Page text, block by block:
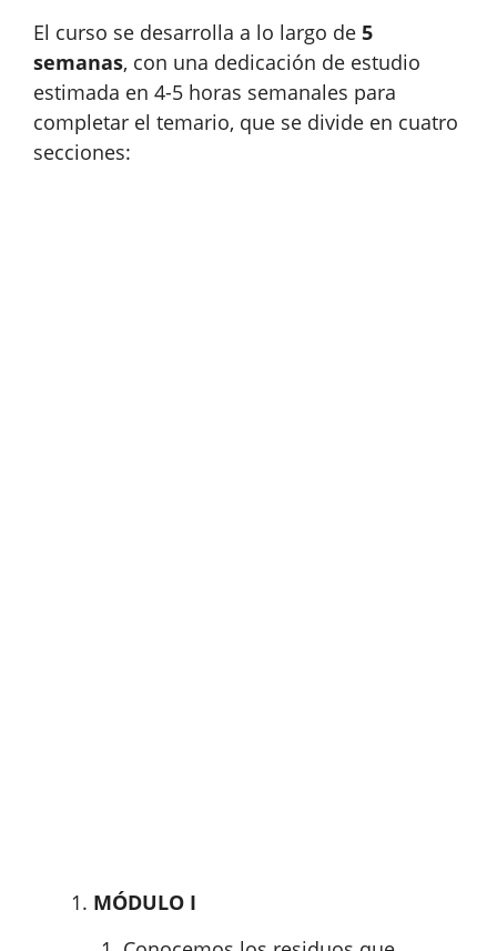
El curso se desarrolla a lo largo de 5
semanas, con una dedicación de estudio
estimada en 4-5 horas semanales para
completar el temario, que se divide en cuatro
secciones:
MÓDULO I